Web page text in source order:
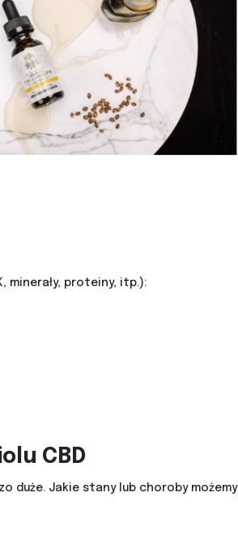
minerały, proteiny, itp.):
CBD
duże. Jakie stany lub choroby możemy